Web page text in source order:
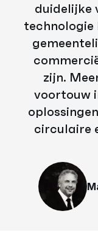
duidelijke
technologie
zijn.
voortouw
circulaire